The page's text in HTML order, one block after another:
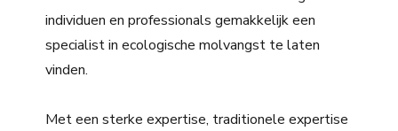
individuen en professionals gemakkelijk een
specialist in ecologische molvangst te laten
vinden.
Met een sterke expertise, traditionele expertise